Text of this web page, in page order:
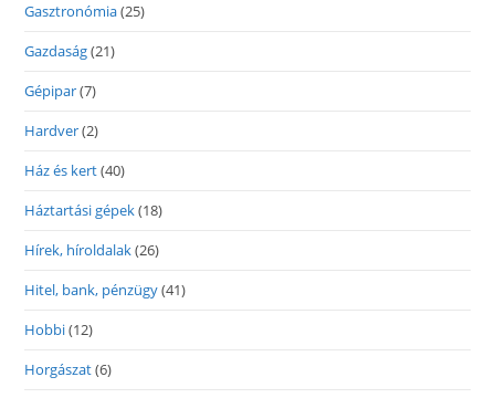
Gasztronómia(25)
Gazdaság(21)
Gépipar(7)
Hardver(2)
Ház és kert(40)
Háztartási gépek(18)
Hírek, híroldalak(26)
Hitel, bank, pénzügy(41)
Hobbi(12)
Horgászat(6)